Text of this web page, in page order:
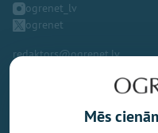
ogrenet_lv
ogrenet
redaktors@ogrenet.lv
Mēs